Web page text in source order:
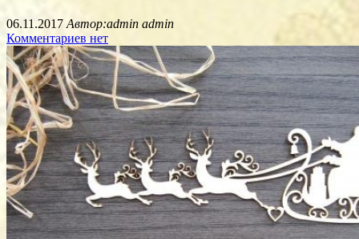
06.11.2017 Автор:admin admin
Комментариев нет